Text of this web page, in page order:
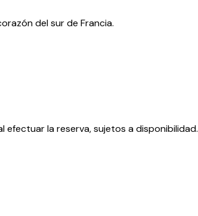
del sur de Francia.
la reserva, sujetos a disponibilidad.